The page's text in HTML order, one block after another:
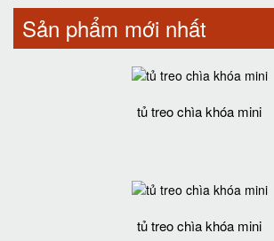
Sản phẩm mới nhất
tủ treo chìa khóa mini
tủ treo chìa khóa mini